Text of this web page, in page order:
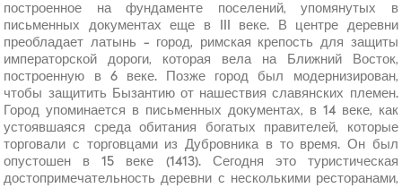
построенное на фундаменте поселений, упомянутых в
письменных документах еще в III веке. В центре деревни
преобладает латынь - город, римская крепость для защиты
императорской дороги, которая вела на Ближний Восток,
построенную в 6 веке. Позже город был модернизирован,
чтобы защитить Бызантию от нашествия славянских племен.
Город упоминается в письменных документах, в 14 веке, как
устоявшаяся среда обитания богатых правителей, которые
торговали с торговцами из Дубровника в то время. Он был
опустошен в 15 веке (1413). Сегодня это туристическая
достопримечательность деревни с несколькими ресторанами,